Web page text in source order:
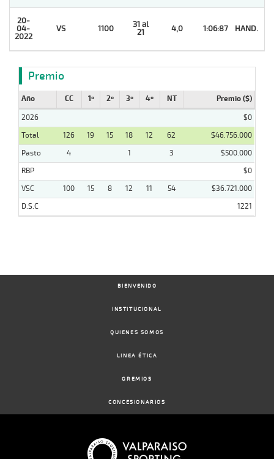
20-
04-
2022
VS 1100
31 al
21
4,0 1:06:87 HAND.
Premio
Año CC 1º 2º 3º 4º NT Premio ($)
2026
$0
Total
126 19 15 18 12 62
$46.756.000
Pasto
4 1 3
$500.000
RBP
$0
VSC
100 15 8 12 11 54
$36.721.000
D.S.C
1221
BIENVENIDO
INSTITUCIONAL
QUIENES SOMOS
LINEA ÉTICA
GREMIOS
CONCESIONARIOS